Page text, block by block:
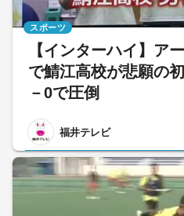
【インターハイ】ア
で鯖江高校が悲願の
－0で圧倒
福井テレビ
スポーツ